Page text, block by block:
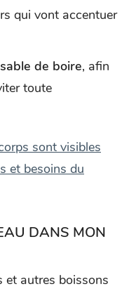
qui vont accentuer
de boire, afin
toute
DANS MON
et autres boissons